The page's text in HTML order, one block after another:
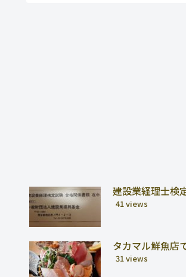
建設業経理士
41 views
タカマル鮮魚店
31 views